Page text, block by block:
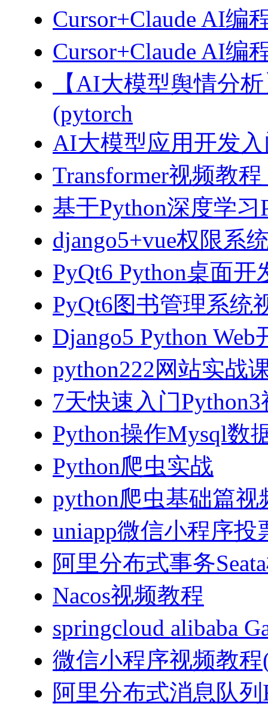
Cursor+Claude AI编
Cursor+Claude AI编
【AI大模型舆情分
(pytorch
AI大模型应用开发入
Transformer视频教
基于Python深度学
django5+vue权限系
PyQt6 Python桌面开
PyQt6图书管理系统
Django5 Python
python222网站实战
7天快速入门
Python操作Mysql数
Python爬虫实战
python爬虫基础篇视
uniapp微信小程序投
阿里分布式事务
Nacos视频教程
springcloud alibaba
微信小程序视频教程
阿里分布式消息队